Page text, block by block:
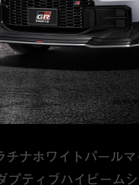
ナホワイトパール
ティブハイビーム